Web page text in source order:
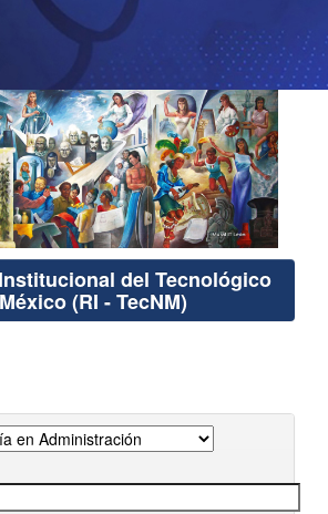
del Tecnológico
(RI - TecNM)